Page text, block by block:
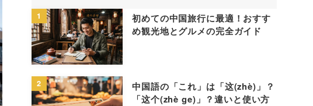
1
初めての中国旅行に最適！おすす
め観光地とグルメの完全ガイド
2
中国語の「これ」は「这(zhè)」？
「这个(zhè ge)」？違いと使い方